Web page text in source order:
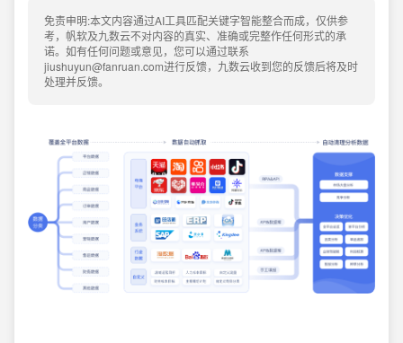
免责申明:本文内容通过AI工具匹配关键字智能整合而成，仅供参
考，帆软及九数云不对内容的真实、准确或完整作任何形式的承
诺。如有任何问题或意见，您可以通过联系
jiushuyun@fanruan.com进行反馈，九数云收到您的反馈后将及时
处理并反馈。